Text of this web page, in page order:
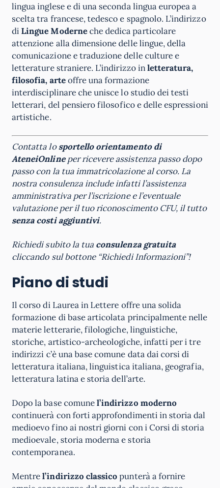
lingua inglese e di una seconda lingua europea a
scelta tra francese, tedesco e spagnolo. L’indirizzo
diLingue Moderneche dedica particolare
attenzione alla dimensione delle lingue, della
comunicazione e traduzione delle culture e
letterature straniere. L’indirizzo inletteratura,
filosofia, arteoffre una formazione
interdisciplinare che unisce lo studio dei testi
letterari, del pensiero filosofico e delle espressioni
artistiche.
Contatta losportello orientamento di
AteneiOnlineper ricevere assistenza passo dopo
passo con la tua immatricolazione al corso. La
nostra consulenza include infatti l’assistenza
amministrativa per l’iscrizione e l’eventuale
valutazione per il tuo riconoscimento CFU, il tutto
senza costi aggiuntivi.
Richiedi subito la tua consulenza gratuita
cliccando sul bottone “Richiedi Informazioni”!
Piano di studi
Il corso di Laurea in Lettere offre una solida
formazione di base articolata principalmente nelle
materie letterarie, filologiche, linguistiche,
storiche, artistico-archeologiche, infatti per i tre
indirizzi c’è una base comune data dai corsi di
letteratura italiana, linguistica italiana, geografia,
letteratura latina e storia dell’arte.
Dopo la base comunel’indirizzo moderno
continuerà con forti approfondimenti in storia dal
medioevo fino ai nostri giorni con i Corsi di storia
medioevale, storia moderna e storia
contemporanea.
Mentrel’indirizzo classico punterà a fornire